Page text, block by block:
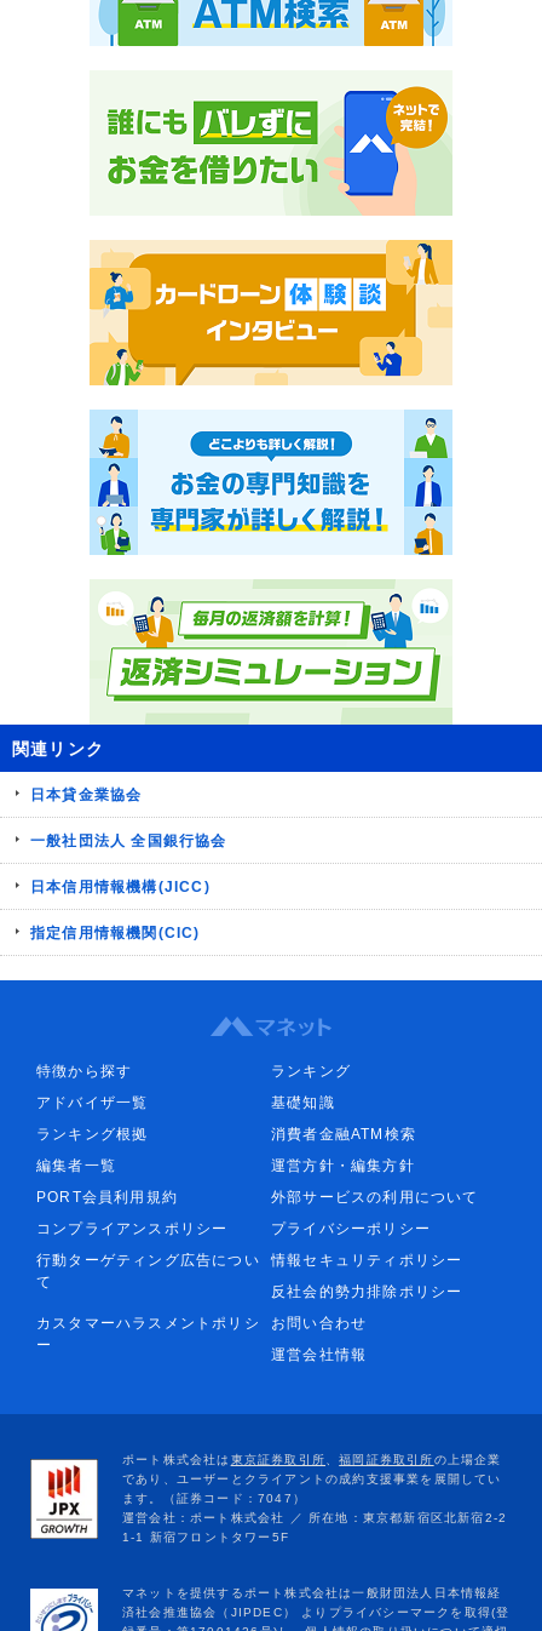
関連リンク
日本貸金業協会
一般社団法人 全国銀行協会
日本信用情報機構(JICC)
指定信用情報機関(CIC)
特徴から探す
ランキング
アドバイザ一覧
基礎知識
ランキング根拠
消費者金融ATM検索
編集者一覧
運営方針・編集方針
PORT会員利用規約
外部サービスの利用について
コンプライアンスポリシー
プライバシーポリシー
行動ターゲティング広告につい
て
情報セキュリティポリシー
反社会的勢力排除ポリシー
カスタマーハラスメントポリシ
ー
お問い合わせ
運営会社情報